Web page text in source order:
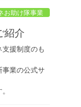
お助け隊事業
紹介
援制度のも
事業の公式サ